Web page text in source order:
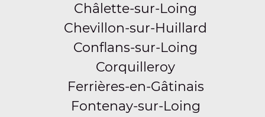
Châlette-sur-Loing
Chevillon-sur-Huillard
Conflans-sur-Loing
Corquilleroy
Ferrières-en-Gâtinais
Fontenay-sur-Loing